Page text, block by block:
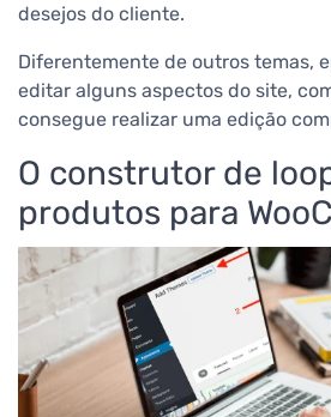
desejos do cliente.
Diferentemente de outros temas,
editar alguns aspectos do site,
consegue realizar uma edição
O construtor de
produtos para